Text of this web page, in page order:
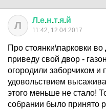
Л Л .е.н.т.я.й
11:42, 12.04.2017
Про стоянки\парковки
приведу свой двор -
огородили заборчиком и
удовольствием
этого меньше не стало!
собрании было принято